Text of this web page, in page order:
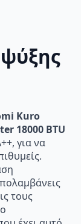
Kuro
18000 BTU
για να
τους